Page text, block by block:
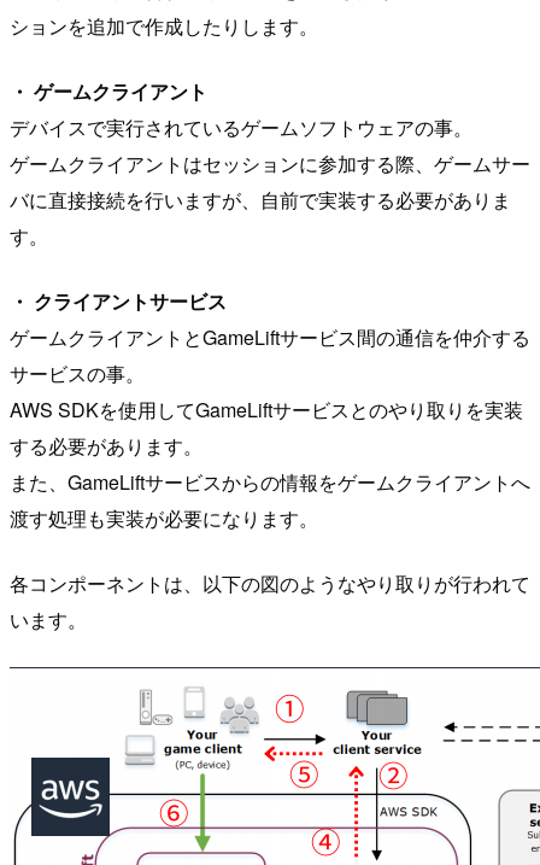
ションを追加で作成したりします。
・ ゲームクライアント
デバイスで実行されているゲームソフトウェアの事。
ゲームクライアントはセッションに参加する際、ゲームサー
バに直接接続を行いますが、自前で実装する必要がありま
す。
・ クライアントサービス
ゲームクライアントとGameLiftサービス間の通信を仲介する
サービスの事。
AWS SDKを使用してGameLiftサービスとのやり取りを実装
する必要があります。
また、GameLiftサービスからの情報をゲームクライアントへ
渡す処理も実装が必要になります。
各コンポーネントは、以下の図のようなやり取りが行われて
います。